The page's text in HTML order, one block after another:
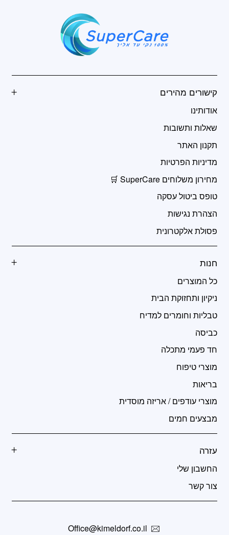
המוצר
קישורים מהירים
אודותינו
שאלות ותשובות
תקנון האתר
מדיניות הפרטיות
מחירון משלוחים SuperCare 🛒
טופס ביטול עסקה
הצהרת נגישות
פסולת אלקטרונית
חנות
כל המוצרים
ניקיון ותחזוקת הבית
טבליות וחומרים למדיח
כביסה
חד פעמי מתכלה
מוצרי טיפוח
בריאות
מוצרי עודפים / אריזה מוסדית
מבצעים חמים
עזרה
החשבון שלי
צור קשר
Office@kimeldorf.co.il